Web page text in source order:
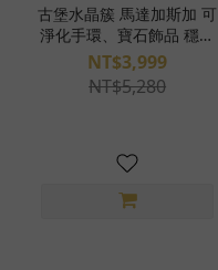
古堡水晶簇 馬達加斯加 可
淨化手環、寶石飾品 穩定
平衡 淨化 S26BF04-59
NT$3,999
NT$5,280